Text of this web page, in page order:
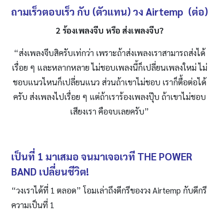
ถามเร็วตอบเร็ว กับ (ตัวแทน) วง Airtemp (ต่อ)
2 ร้องเพลงจีบ หรือ ส่งเพลงจีบ?
“ส่งเพลงจีบสิครับเท่กว่า เพราะถ้าส่งเพลงเราสามารถส่งได้
เรื่อย ๆ และหลากหลาย ไม่ชอบเพลงนี้ก็เปลี่ยนเพลงใหม่ ไม่
ชอบแนวไหนก็เปลี่ยนแนว ส่วนถ้าเขาไม่ชอบ เราก็ตื้อต่อได้
ครับ ส่งเพลงไปเรื่อย ๆ แต่ถ้าเราร้องเพลงปุ๊บ ถ้าเขาไม่ชอบ
เสียงเรา คือจบเลยครับ”
เป็นที่ 1 มาเสมอ จนมาเจอเวที THE POWER
BAND เปลี่ยนชีวิต!
“วงเราได้ที่ 1 ตลอด” โอมเล่าถึงดีกรีของวง Airtemp กับดีกรี
ความเป็นที่ 1